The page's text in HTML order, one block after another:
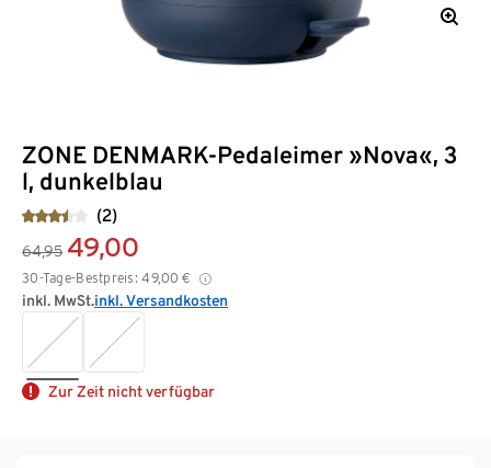
ZONE DENMARK-Pedaleimer »Nova«, 3
l, dunkelblau
(2)
64,95 49,00
30-Tage-Bestpreis: 49,00 €
inkl. MwSt.inkl. Versandkosten
Zur Zeit nicht verfügbar